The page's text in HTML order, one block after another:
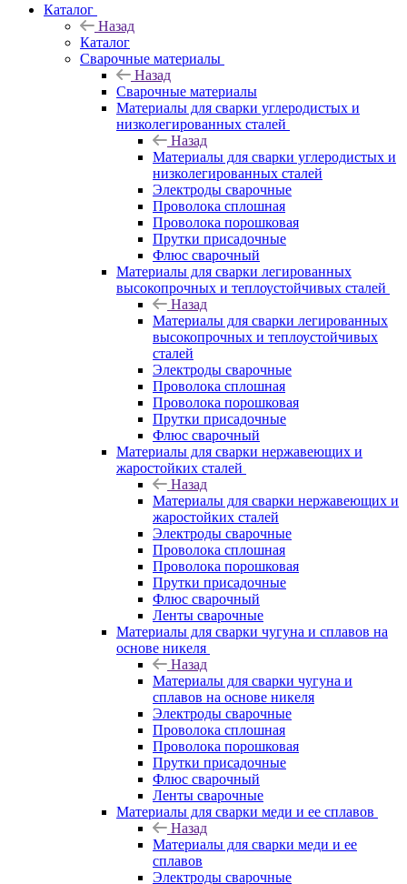
Каталог
Назад
Каталог
Сварочные материалы
Назад
Сварочные материалы
Материалы для сварки углеродистых и
низколегированных сталей
Назад
Материалы для сварки углеродистых и
низколегированных сталей
Электроды сварочные
Проволока сплошная
Проволока порошковая
Прутки присадочные
Флюс сварочный
Материалы для сварки легированных
высокопрочных и теплоустойчивых сталей
Назад
Материалы для сварки легированных
высокопрочных и теплоустойчивых
сталей
Электроды сварочные
Проволока сплошная
Проволока порошковая
Прутки присадочные
Флюс сварочный
Материалы для сварки нержавеющих и
жаростойких сталей
Назад
Материалы для сварки нержавеющих и
жаростойких сталей
Электроды сварочные
Проволока сплошная
Проволока порошковая
Прутки присадочные
Флюс сварочный
Ленты сварочные
Материалы для сварки чугуна и сплавов на
основе никеля
Назад
Материалы для сварки чугуна и
сплавов на основе никеля
Электроды сварочные
Проволока сплошная
Проволока порошковая
Прутки присадочные
Флюс сварочный
Ленты сварочные
Материалы для сварки меди и ее сплавов
Назад
Материалы для сварки меди и ее
сплавов
Электроды сварочные